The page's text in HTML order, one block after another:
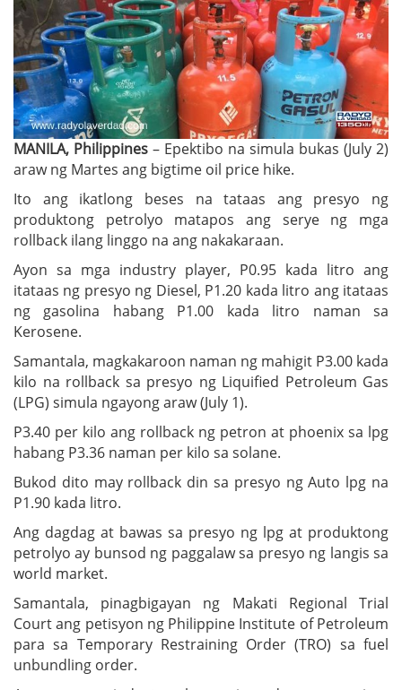
MANILA, Philippines – Epektibo na simula bukas (July 2)
araw ng Martes ang bigtime oil price hike.
Ito ang ikatlong beses na tataas ang presyo ng
produktong petrolyo matapos ang serye ng mga
rollback ilang linggo na ang nakakaraan.
Ayon sa mga industry player, P0.95 kada litro ang
itataas ng presyo ng Diesel, P1.20 kada litro ang itataas
ng gasolina habang P1.00 kada litro naman sa
Kerosene.
Samantala, magkakaroon naman ng mahigit P3.00 kada
kilo na rollback sa presyo ng Liquified Petroleum Gas
(LPG) simula ngayong araw (July 1).
P3.40 per kilo ang rollback ng petron at phoenix sa lpg
habang P3.36 naman per kilo sa solane.
Bukod dito may rollback din sa presyo ng Auto lpg na
P1.90 kada litro.
Ang dagdag at bawas sa presyo ng lpg at produktong
petrolyo ay bunsod ng paggalaw sa presyo ng langis sa
world market.
Samantala, pinagbigayan ng Makati Regional Trial
Court ang petisyon ng Philippine Institute of Petroleum
para sa Temporary Restraining Order (TRO) sa fuel
unbundling order.